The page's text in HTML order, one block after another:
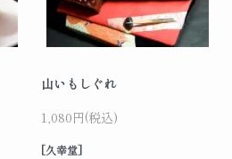
山いもしぐれ
1,080円(税込)
[久幸堂]